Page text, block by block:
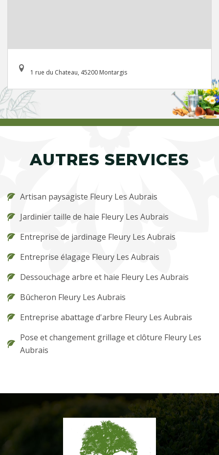
1 rue du Chateau, 45200 Montargis
AUTRES SERVICES
Artisan paysagiste Fleury Les Aubrais
Jardinier taille de haie Fleury Les Aubrais
Entreprise de jardinage Fleury Les Aubrais
Entreprise élagage Fleury Les Aubrais
Dessouchage arbre et haie Fleury Les Aubrais
Bûcheron Fleury Les Aubrais
Entreprise abattage d'arbre Fleury Les Aubrais
Pose et changement grillage et clôture Fleury Les
Aubrais